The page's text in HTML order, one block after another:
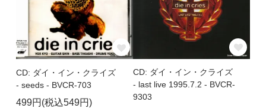
CD: ダイ・イン・クライズ
- seeds - BVCR-703
499円(税込549円)
CD: ダイ・イン・クライズ
- last live 1995.7.2 - BVCR-
9303